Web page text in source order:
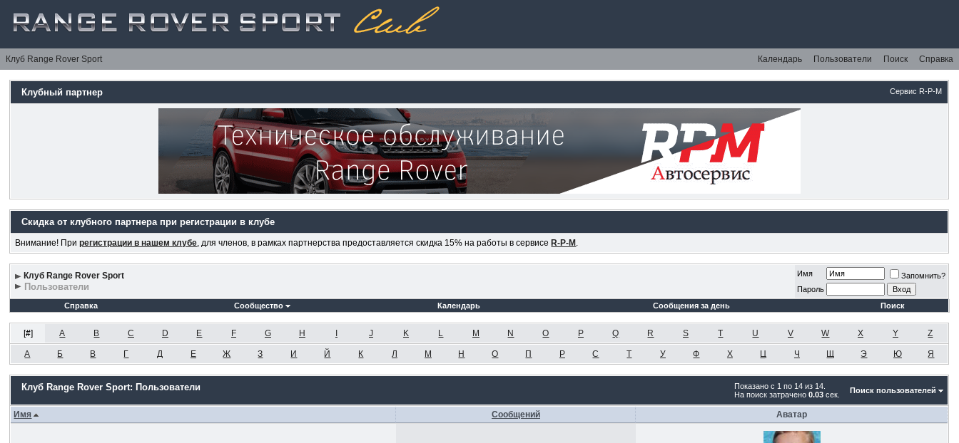
Клуб Range Rover Sport Календарь Пользователи Поиск Справка
Сервис R-P-M
Клубный партнер
Скидка от клубного партнера при регистрации в клубе
Внимание! Прирегистрации в нашем клубе, для членов, в рамках партнерства предоставляется скидка 15% на работы в сервисе R-P-M .
Клуб Range Rover Sport
Пользователи
Имя
Запомнить?
Пароль
Справка
Сообщество Календарь Сообщения за день Поиск
[#] A B C D E F G H J K L M N O P Q R S T U V W X Y Z
А Б В Г Д Е Ж З И Й К Л М Н О П Р С Т У Ф Х Ц Ч Щ Э Ю Я
Показано с 1 по 14 из 14.
На поиск затрачено0.03 сек.
Клуб Range Rover Sport: Пользователи Поиск пользователей
Имя Сообщений Аватар